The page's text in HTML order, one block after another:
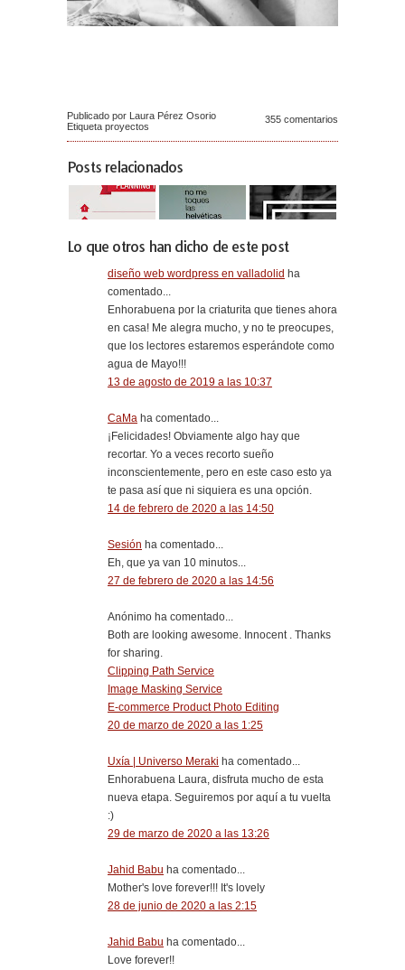
Publicado por Laura Pérez Osorio
Etiqueta proyectos
355 comentarios
Posts relacionados
Lo que otros han dicho de este post
diseño web wordpress en valladolid ha
comentado...
Enhorabuena por la criaturita que tienes ahora
en casa! Me alegra mucho, y no te preocupes,
que los lectores estaremos esperándote como
agua de Mayo!!!
13 de agosto de 2019 a las 10:37
CaMa ha comentado...
¡Felicidades! Obviamente algo hay que
recortar. Yo a veces recorto sueño
inconscientemente, pero en este caso esto ya
te pasa así que ni siquiera es una opción.
14 de febrero de 2020 a las 14:50
Sesión ha comentado...
Eh, que ya van 10 minutos...
27 de febrero de 2020 a las 14:56
Anónimo ha comentado...
Both are looking awesome. Innocent . Thanks
for sharing.
Clipping Path Service
Image Masking Service
E-commerce Product Photo Editing
20 de marzo de 2020 a las 1:25
Uxía | Universo Meraki ha comentado...
Enhorabuena Laura, disfruta mucho de esta
nueva etapa. Seguiremos por aquí a tu vuelta
:)
29 de marzo de 2020 a las 13:26
Jahid Babu ha comentado...
Mother's love forever!!! It's lovely
28 de junio de 2020 a las 2:15
Jahid Babu ha comentado...
Love forever!!